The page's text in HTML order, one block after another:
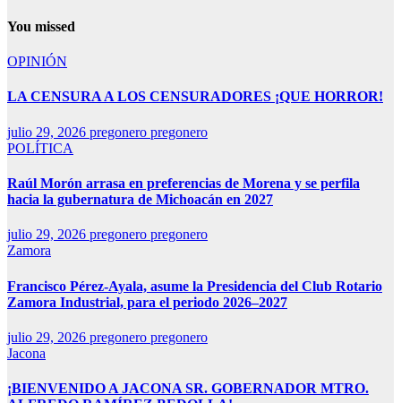
You missed
OPINIÓN
LA CENSURA A LOS CENSURADORES ¡QUE HORROR!
julio 29, 2026 pregonero pregonero
POLÍTICA
Raúl Morón arrasa en preferencias de Morena y se perfila
hacia la gubernatura de Michoacán en 2027
julio 29, 2026 pregonero pregonero
Zamora
Francisco Pérez-Ayala, asume la Presidencia del Club Rotario
Zamora Industrial, para el periodo 2026–2027
julio 29, 2026 pregonero pregonero
Jacona
¡BIENVENIDO A JACONA SR. GOBERNADOR MTRO.